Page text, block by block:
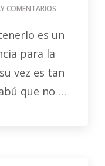
COMENTARIOS
FALTA
ACUPUNTURA
YANG
es un
para la
vez es tan
que no …